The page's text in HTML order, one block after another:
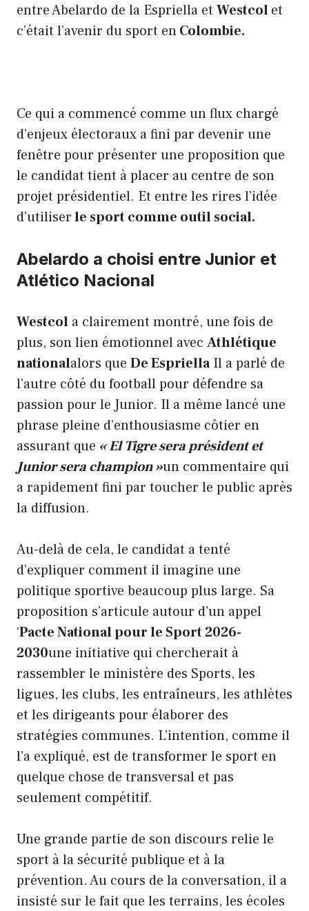
entre Abelardo de la Espriella et Westcolet
c’était l’avenir du sport enColombie.
Ce qui a commencé comme un flux chargé
d’enjeux électoraux a fini par devenir une
fenêtre pour présenter une proposition que
le candidat tient à placer au centre de son
projet présidentiel. Et entre les rires l’idée
d’utiliserle sport comme outil social.
Abelardo a choisi entre Junior et
Atlético Nacional
Westcol a clairement montré, une fois de
plus, son lien émotionnel avec Athlétique
nationalalors que De EspriellaIl a parlé de
l’autre côté du football pour défendre sa
passion pour le Junior. Il a même lancé une
phrase pleine d’enthousiasme côtier en
assurant que « El Tigre sera président et
Junior sera champion »un commentaire qui
a rapidement fini par toucher le public après
la diffusion.
Au-delà de cela, le candidat a tenté
d’expliquer comment il imagine une
politique sportive beaucoup plus large. Sa
proposition s’articule autour d’un appel
‘Pacte National pour le Sport 2026-
2030une initiative qui chercherait à
rassembler le ministère des Sports, les
ligues, les clubs, les entraîneurs, les athlètes
et les dirigeants pour élaborer des
stratégies communes. L’intention, comme il
l’a expliqué, est de transformer le sport en
quelque chose de transversal et pas
seulement compétitif.
Une grande partie de son discours relie le
sport à la sécurité publique et à la
prévention. Au cours de la conversation, il a
insisté sur le fait que les terrains, les écoles